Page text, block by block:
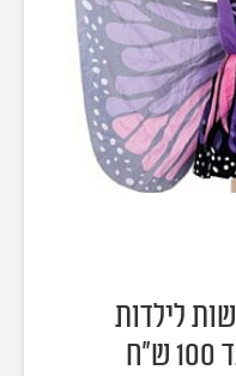
7 תחפושות לילדות